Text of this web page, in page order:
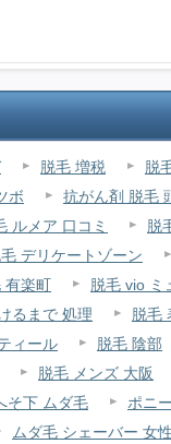
脱毛 増税 脱
ボ 抗がん剤 脱毛
ルメア 口コミ 脱
毛 デリケートゾーン
有楽町 脱毛 vio ミ
るまで 処理 脱毛
ィール 脱毛 陰部
脱毛 メンズ 大阪
そ下 ムダ毛 ポニ
ムダ毛 シェーバー 女性